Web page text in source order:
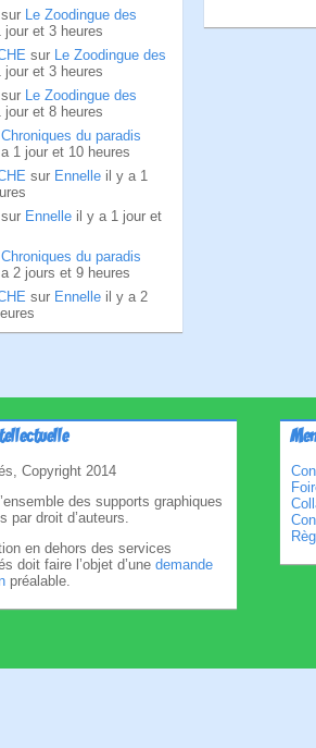
sur Le Zoodingue des
jour et 3 heures
sur Le Zoodingue des
jour et 3 heures
sur Le Zoodingue des
jour et 8 heures
Chroniques du paradis
1 jour et 10 heures
sur Ennelle il y a 1
sur Ennelle il y a 1 jour et
Chroniques du paradis
2 jours et 9 heures
sur Ennelle il y a 2
Copyright 2014
des supports graphiques
par droit d’auteurs.
en dehors des services
doit faire l’objet d’une demande
préalable.